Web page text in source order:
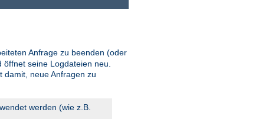
Anfrage zu beenden (oder
öffnet seine Logdateien neu.
damit, neue Anfragen zu
werden (wie z.B.